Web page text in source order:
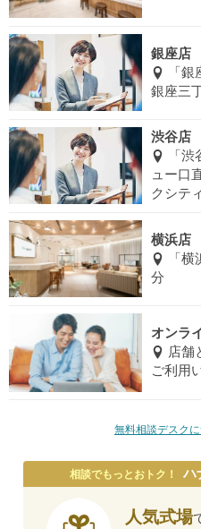
銀座店
「銀
銀座三
渋谷店
「渋
ュー口
クシテ
横浜店
「横
分
オンラ
店舗
ご利用
無料相談デスク
相談でもっとおトク！ ハ
人気式場